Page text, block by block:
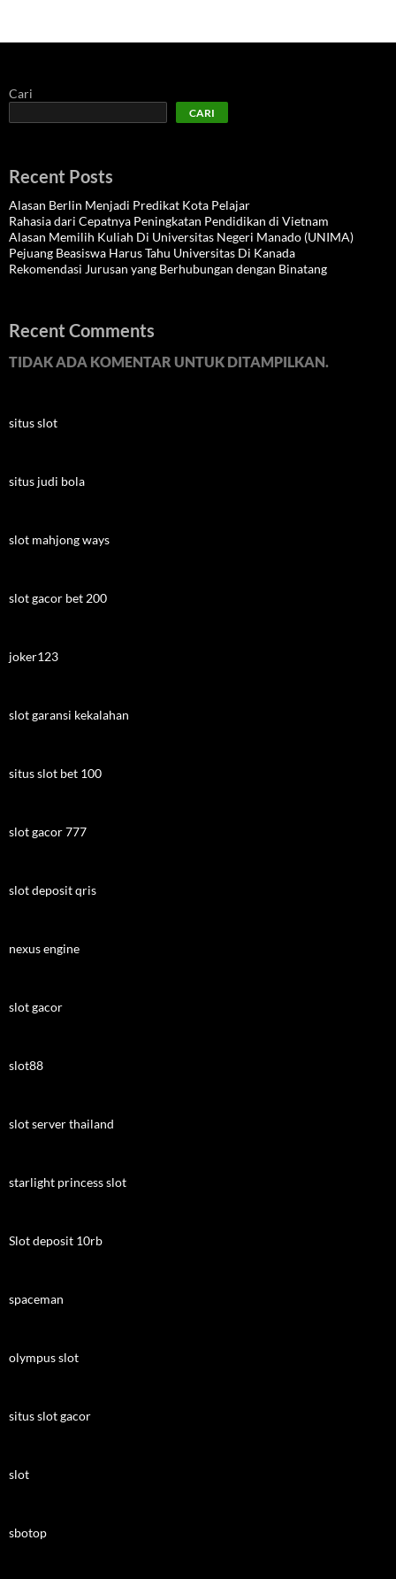
Cari
CARI
Recent Posts
Alasan Berlin Menjadi Predikat Kota Pelajar
Rahasia dari Cepatnya Peningkatan Pendidikan di Vietnam
Alasan Memilih Kuliah Di Universitas Negeri Manado (UNIMA)
Pejuang Beasiswa Harus Tahu Universitas Di Kanada
Rekomendasi Jurusan yang Berhubungan dengan Binatang
Recent Comments
TIDAK ADA KOMENTAR UNTUK DITAMPILKAN.
situs slot
situs judi bola
slot mahjong ways
slot gacor bet 200
joker123
slot garansi kekalahan
situs slot bet 100
slot gacor 777
slot deposit qris
nexus engine
slot gacor
slot88
slot server thailand
starlight princess slot
Slot deposit 10rb
spaceman
olympus slot
situs slot gacor
slot
sbotop